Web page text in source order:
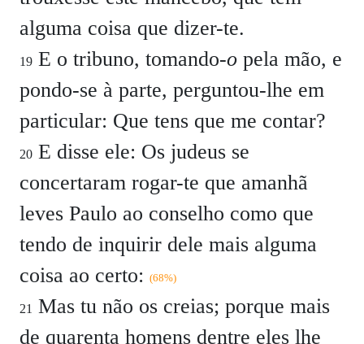
alguma coisa que dizer-te.
19 E o tribuno, tomando-o pela mão, e
pondo-se à parte, perguntou-lhe em
particular: Que tens que me contar?
20 E disse ele: Os judeus se
concertaram rogar-te que amanhã
leves Paulo ao conselho como que
tendo de inquirir dele mais alguma
coisa ao certo: (68%)
21 Mas tu não os creias; porque mais
de quarenta homens dentre eles lhe